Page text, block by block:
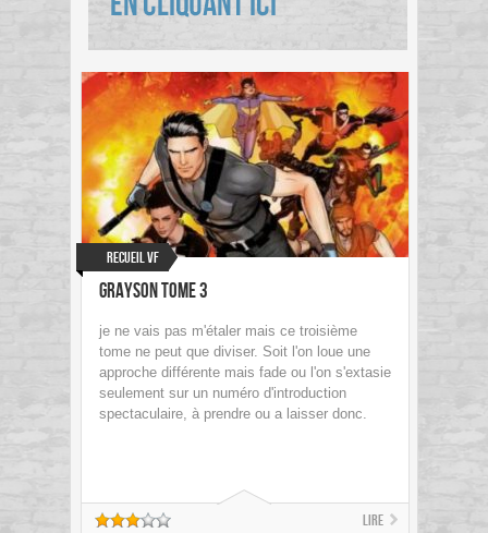
Recueil VF
Grayson Tome 3
je ne vais pas m'étaler mais ce troisième
tome ne peut que diviser. Soit l'on loue une
approche différente mais fade ou l'on s'extasie
seulement sur un numéro d'introduction
spectaculaire, à prendre ou a laisser donc.
Lire